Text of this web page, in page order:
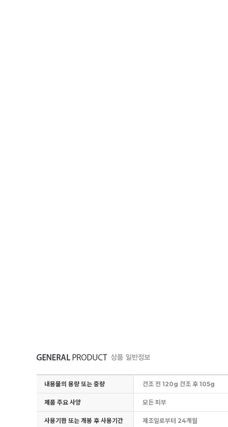
내용물의 용량 또는 중량 건조 전 120g 건조 후 105g
제품 주요 사양 모든 피부
사용기한 또는 개봉 후 사용기간 제조일로부터 24개월